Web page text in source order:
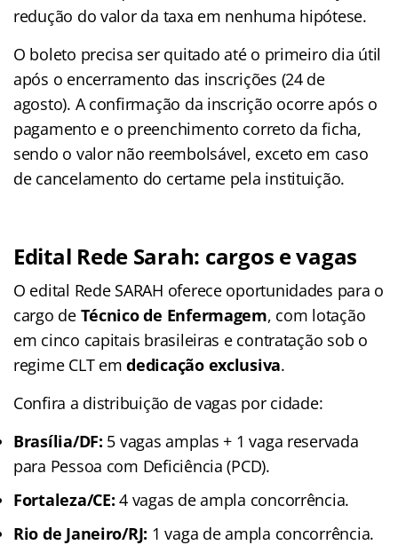
redução do valor da taxa em nenhuma hipótese.
O boleto precisa ser quitado até o primeiro dia útil
após o encerramento das inscrições (24 de
agosto). A confirmação da inscrição ocorre após o
pagamento e o preenchimento correto da ficha,
sendo o valor não reembolsável, exceto em caso
de cancelamento do certame pela instituição.
Edital Rede Sarah: cargos e vagas
O edital Rede SARAH oferece oportunidades para o
cargo de Técnico de Enfermagem, com lotação
em cinco capitais brasileiras e contratação sob o
regime CLT emdedicação exclusiva.
Confira a distribuição de vagas por cidade:
Brasília/DF: 5 vagas amplas + 1 vaga reservada
para Pessoa com Deficiência (PCD).
Fortaleza/CE: 4 vagas de ampla concorrência.
Rio de Janeiro/RJ: 1 vaga de ampla concorrência.